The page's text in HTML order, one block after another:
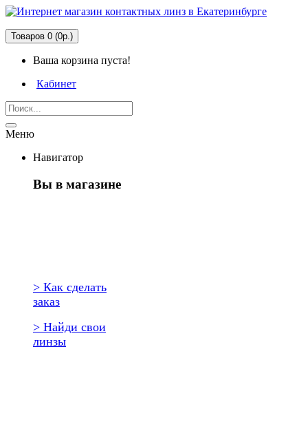
Товаров 0 (0р.)
Ваша корзина пуста!
Кабинет
Меню
Навигатор
Вы в магазине
> Как сделать
заказ
> Найди свои
линзы